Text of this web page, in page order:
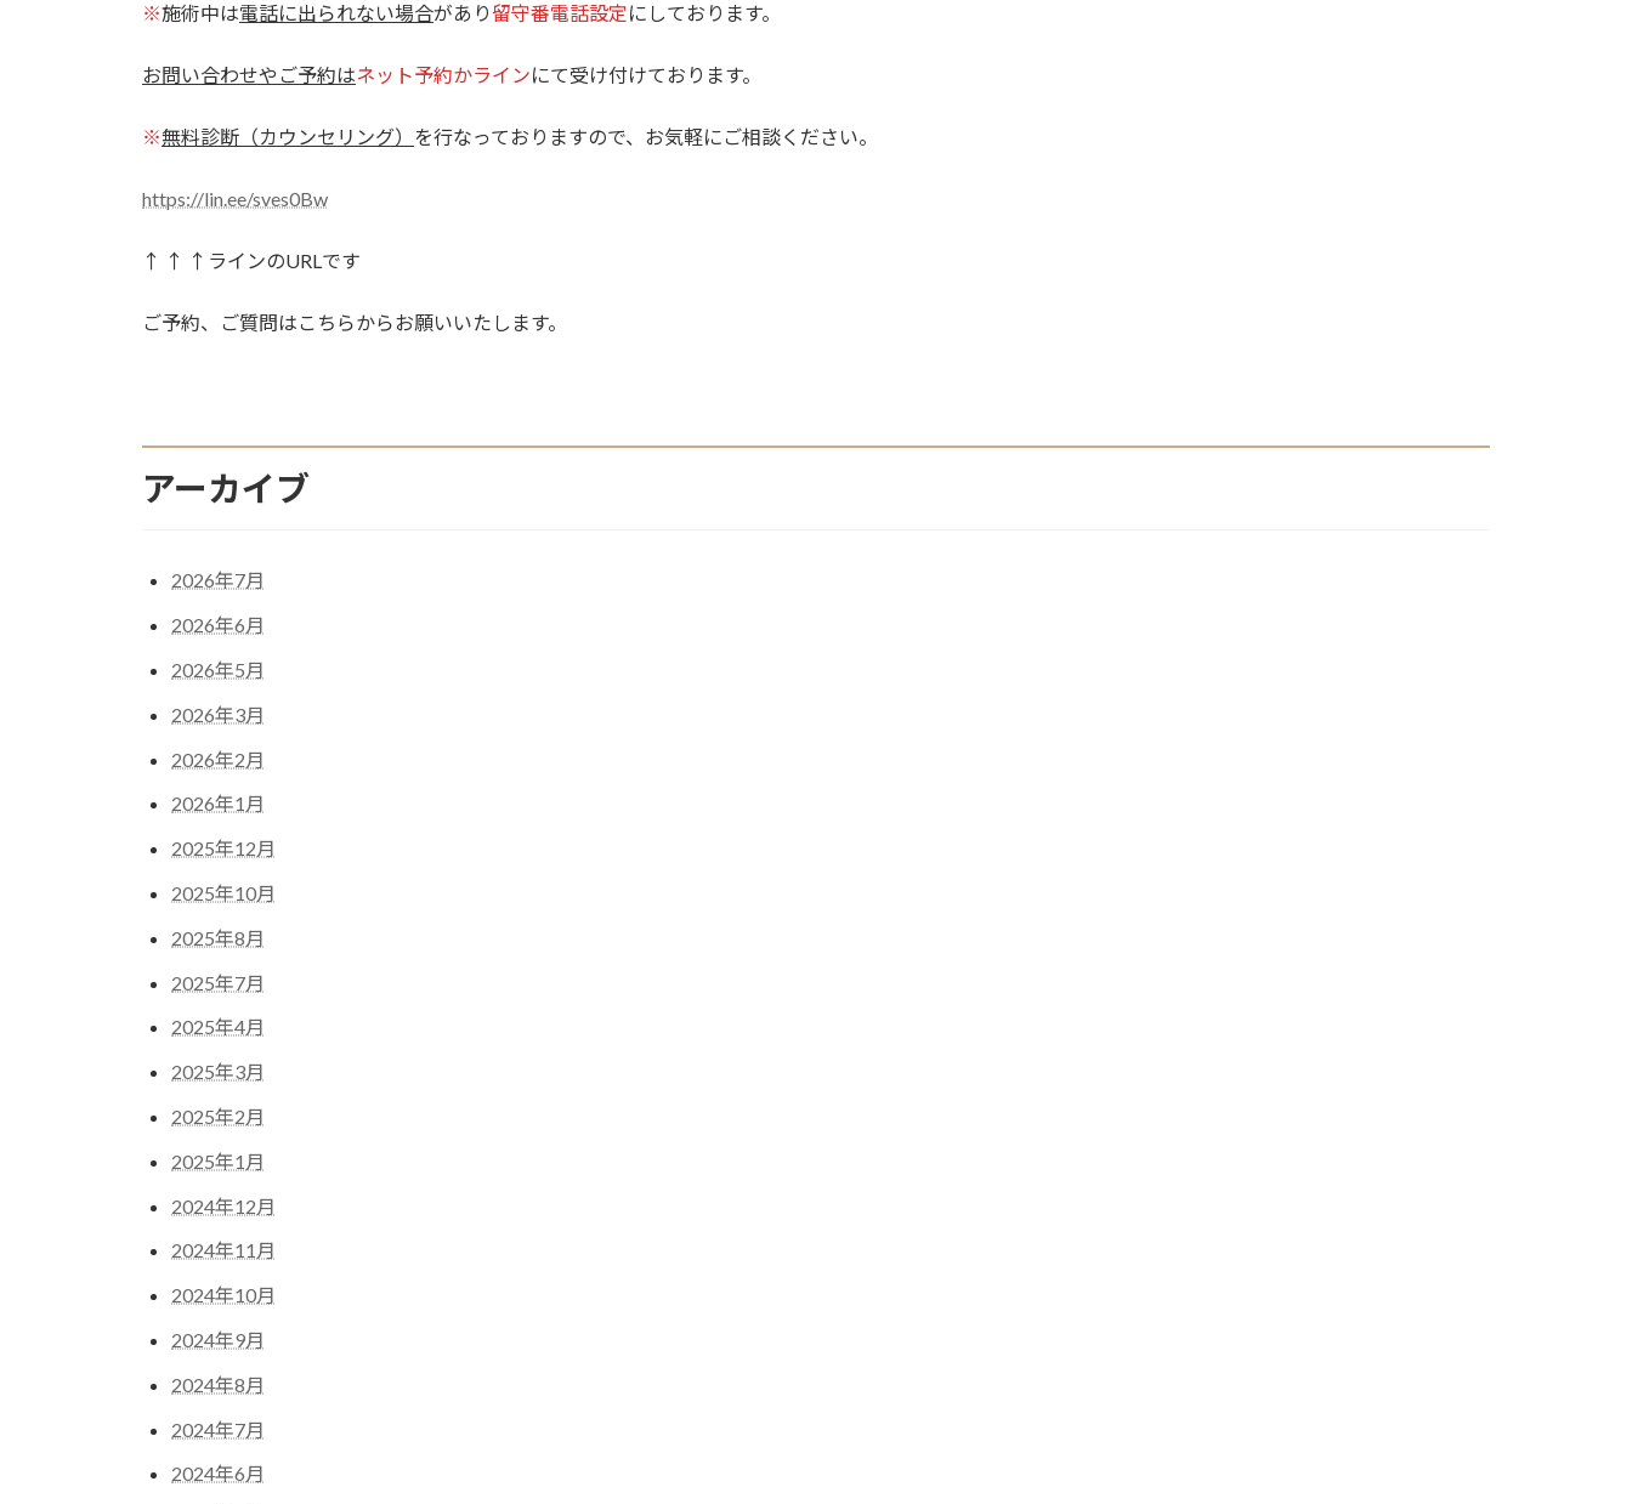
※施術中は電話に出られない場合があり留守番電話設定にしております。
お問い合わせやご予約はネット予約かラインにて受け付けております。
※無料診断（カウンセリング） を行なっておりますので、お気軽にご相談ください。
https://lin.ee/sves0Bw
↑ ↑ ↑ラインのURLです
ご予約、ご質問はこちらからお願いいたします。
アーカイブ
2026年7月
2026年6月
2026年5月
2026年3月
2026年2月
2026年1月
2025年12月
2025年10月
2025年8月
2025年7月
2025年4月
2025年3月
2025年2月
2025年1月
2024年12月
2024年11月
2024年10月
2024年9月
2024年8月
2024年7月
2024年6月